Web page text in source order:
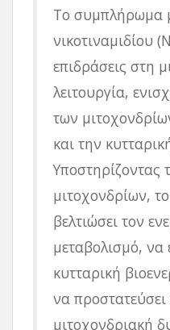
Το συμπλήρωμα
νικοτιναμιδίου
επιδράσεις στη
λειτουργία,
των
και την
Υποστηρίζοντας
μιτοχονδρίων,
βελτιώσει τον
μεταβολισμό, να
κυτταρική
να
μιτοχονδριακή